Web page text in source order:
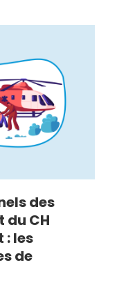
des
du CH
: les
de